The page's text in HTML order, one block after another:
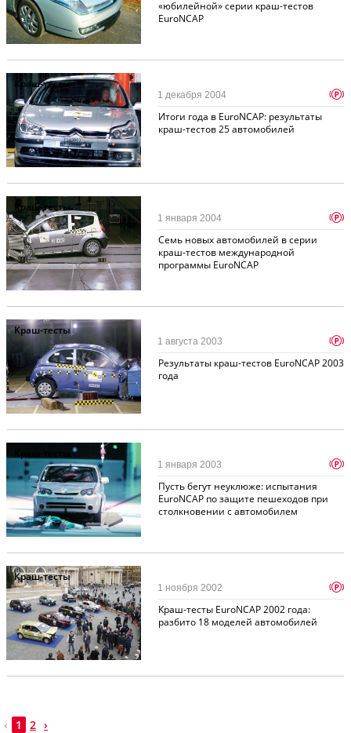
«юбилейной» серии краш-тестов
EuroNCAP
Краш-тесты
Итоги года в EuroNCAP: результаты
краш-тестов 25 автомобилей
1 декабря 2004 p
Краш-тесты
Cемь новых автомобилей в серии
краш-тестов международной
программы EuroNCAP
1 января 2004 p
Краш-тесты
Результаты краш-тестов EuroNCAP 2003
года
1 августа 2003 p
Пусть бегут неуклюже: испытания
EuroNCAP по защите пешеходов при
столкновении с автомобилем
1 января 2003 p
Краш-тесты
Краш-тесты EuroNCAP 2002 года:
разбито 18 моделей автомобилей
1 ноября 2002 p
‹ 1 2 ›